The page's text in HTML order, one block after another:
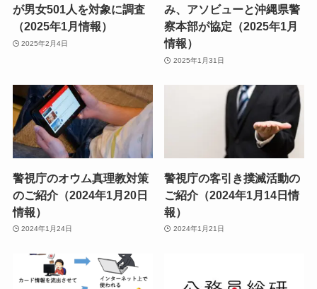
が男女501人を対象に調査
（2025年1月情報）
2025年2月4日
み、アソビューと沖縄県警
察本部が協定（2025年1月
情報）
2025年1月31日
警視庁のオウム真理教対策
のご紹介（2024年1月20日
情報）
2024年1月24日
警視庁の客引き撲滅活動の
ご紹介（2024年1月14日情
報）
2024年1月21日